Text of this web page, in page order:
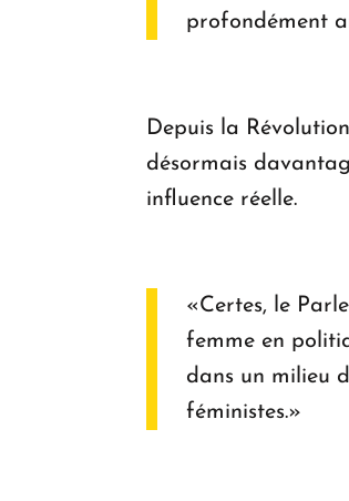
profondément
Depuis la
désormais
influence réelle.
«Certes, le
femme en
dans un milieu
féministes.»